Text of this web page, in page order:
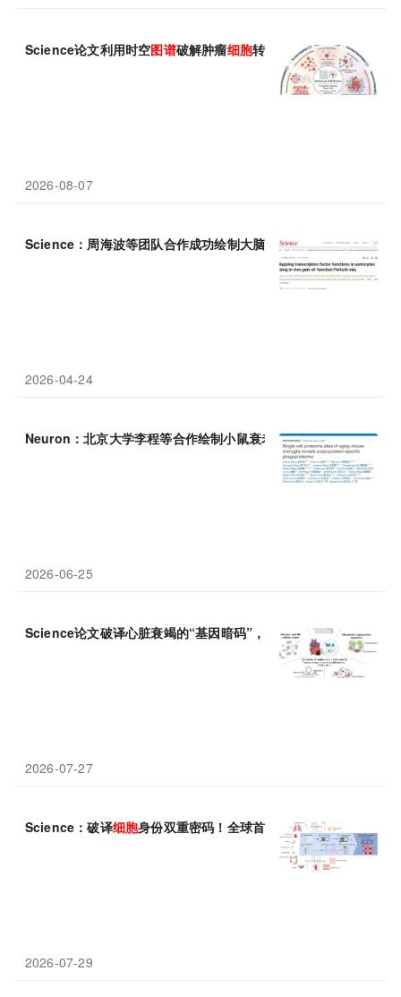
Science论文利用时空图谱破解肿瘤细胞转移定植“双重密码”：代
2026-08-07
Science：周海波等团队合作成功绘制大脑星形胶质 细胞的转录因
2026-04-24
Neuron：北京大学李程等合作绘制小鼠衰老小胶质细胞的单细胞
2026-06-25
Science论文破译心脏衰竭的“基因暗码”，超75万单细胞图谱揭示
2026-07-27
Science：破译细胞身份双重密码！全球首套人体单细胞
2026-07-29